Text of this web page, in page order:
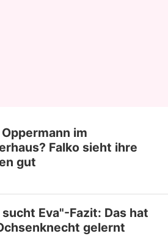
im
Falko sieht ihre
gut
sucht Eva"-Fazit: Das hat
gelernt